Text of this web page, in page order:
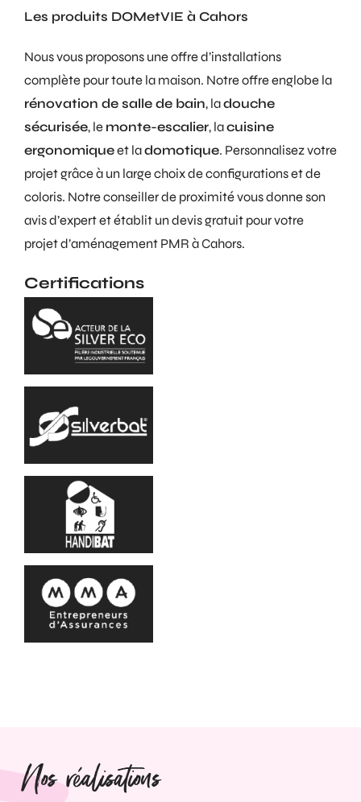
Les produits DOMetVIE à Cahors
Nous vous proposons une offre d’installations
complète pour toute la maison. Notre offre englobe la
rénovation de salle de bain, ladouche
sécurisée, le monte-escalier, lacuisine
ergonomiqueet ladomotique. Personnalisez votre
projet grâce à un large choix de configurations et de
coloris. Notre conseiller de proximité vous donne son
avis d’expert et établit un devis gratuit pour votre
projet d’aménagement PMR à Cahors.
Certifications
Nos réalisations